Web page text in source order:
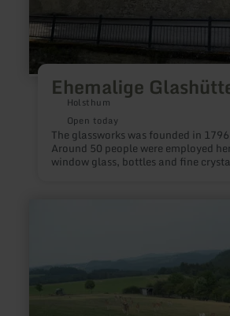
Ehemalige
Holsthum
Open today
The glassworks was founded in
Around 50 people were employed
window glass, bottles and fine
|
Winnerath